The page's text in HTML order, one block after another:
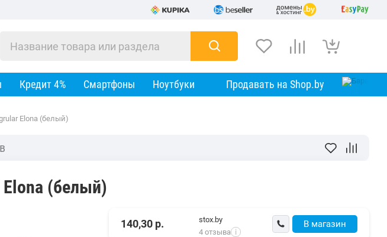
Кредит 4% Смартфоны Ноутбуки Продавать на Shop.by
Elona (белый)
Elona (белый)
В магазин
140,30 р.
stox.by
4 отзыва i